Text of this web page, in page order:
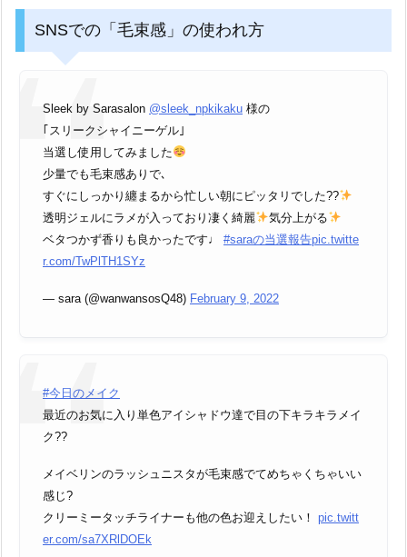
SNSでの「毛束感」の使われ方
Sleek by Sarasalon @sleek_npkikaku 様の
｢スリークシャイニーゲル｣
当選し使用してみました
少量でも毛束感ありで､
すぐにしっかり纏まるから忙しい朝にピッタリでした??
透明ジェルにラメが入っており凄く綺麗
気分上がる
ベタつかず香りも良かったです♩ #saraの当選報告pic.twitte
r.com/TwPlTH1SYz
— sara (@wanwansosQ48) February 9, 2022
#今日のメイク
最近のお気に入り単色アイシャドウ達で目の下キラキラメイ
ク??
メイベリンのラッシュニスタが毛束感でてめちゃくちゃいい
感じ?
クリーミータッチライナーも他の色お迎えしたい！ pic.twitt
er.com/sa7XRlDOEk